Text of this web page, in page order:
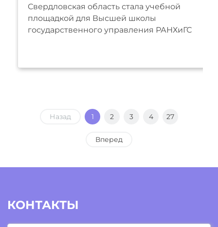
Свердловская область стала учебной
площадкой для Высшей школы
государственного управления РАНХиГС
Назад 1 2 3 4 27
Вперед
КОНТАКТЫ